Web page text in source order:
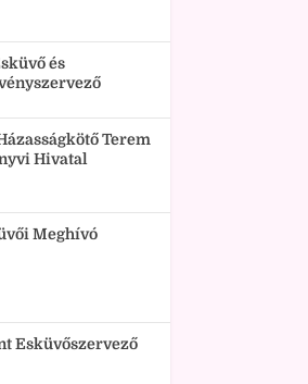
és
Terem
Hivatal
Meghívó
Esküvőszervező